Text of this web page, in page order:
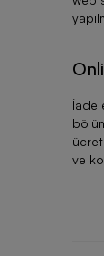
İade
ve